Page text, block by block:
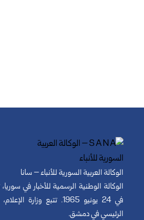
الوكالة العربية السورية للأنباء – سانا
الوكالة الوطنية الرسمية للأخبار في
في 24 يونيو 1965. تتبع وزارة
الرئيسي في دمشق.